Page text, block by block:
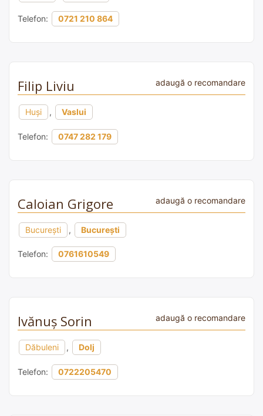
Telefon: 0721 210 864
Filip Liviu adaugă o recomandare
Huși , Vaslui
Telefon: 0747 282 179
Caloian Grigore adaugă o recomandare
București , București
Telefon: 0761610549
Ivănuş Sorin adaugă o recomandare
Dăbuleni , Dolj
Telefon: 0722205470